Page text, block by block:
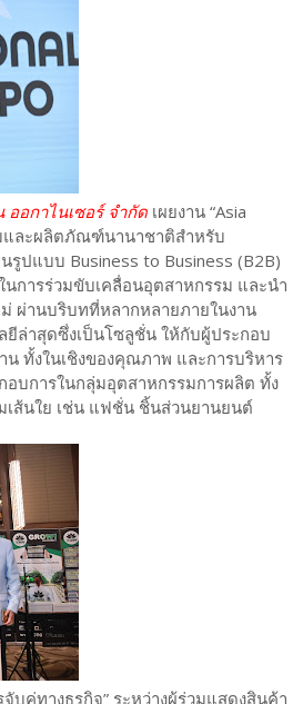
อกาไนเซอร์ จำกัด เผยงาน “Asia
และผลิตภัณฑ์นานาชาติสำหรับ
ปแบบ Business to Business (B2B)
การร่วมขับเคลื่อนอุตสาหกรรม และนำ
ผ่านบริบทที่หลากหลายภายในงาน
ยีล่าสุดซึ่งเป็นโซลูชั่น ให้กับผู้ประกอบ
ทั้งในเชิงของคุณภาพ และการบริหาร
อบการในกลุ่มอุตสาหกรรมการผลิต ทั้ง
เส้นใย เช่น แฟชั่น ชิ้นส่วนยานยนต์
บคู่ทางธุรกิจ” ระหว่างผู้ร่วมแสดงสินค้า